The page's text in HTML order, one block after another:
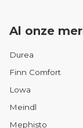
Al onze
Durea
Finn Comfort
Lowa
Meindl
Mephisto